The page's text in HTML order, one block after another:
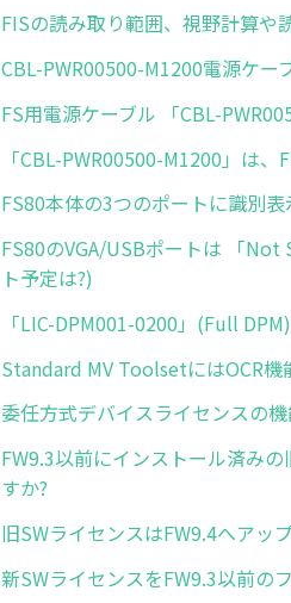
FISの読み取り範囲、視野計算や
CBL-PWR00500-M1200電源ケー
FS用電源ケーブル 「CBL-
「CBL-PWR00500-M1200」は
FS80本体の3つのポートに識別
FS80のVGA/USBポートは 「
ト予定は?)
「LIC-DPM001-0200」(Full
Standard MV ToolsetにはOCR機
委任方式デバイスライセンスの
FW9.3以前にインストール済み
すか?
旧SWライセンスはFW9.4へアッ
新SWライセンスをFW9.3以前の